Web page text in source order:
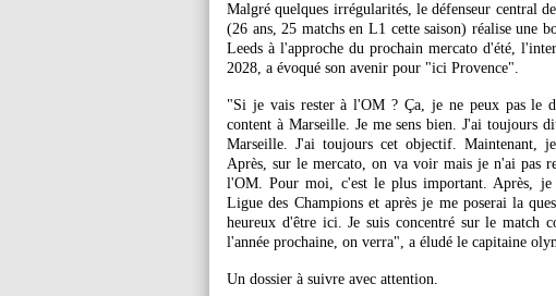
Malgré quelques irrégularités, le défenseur central
(26 ans, 25 matchs en L1 cette saison) réalise une
Leeds à l'approche du prochain mercato d'été,
2028, a évoqué son avenir pour "ici Provence".
"Si je vais rester à l'OM ? Ça, je ne peux pas le
content à Marseille. Je me sens bien. J'ai toujours
Marseille. J'ai toujours cet objectif. Maintenant,
Après, sur le mercato, on va voir mais je n'ai pas
l'OM. Pour moi, c'est le plus important. Après, je
Ligue des Champions et après je me poserai la
heureux d'être ici. Je suis concentré sur le match
l'année prochaine, on verra", a éludé le capitaine
Un dossier à suivre avec attention.